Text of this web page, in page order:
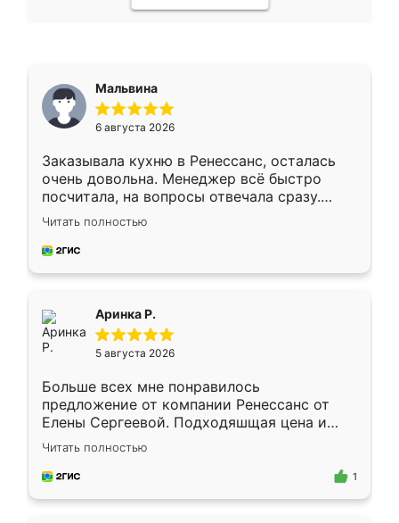
Мальвина
6 августа 2026
Заказывала кухню в Ренессанс, осталась
очень довольна. Менеджер всё быстро
посчитала, на вопросы отвечала сразу.
Замерщик приехал в субботу, подошёл к
делу со всей ответственностью. Собрали
за день, ребята работали аккуратно, даже
Читать полностью
Аринка Р.
5 августа 2026
Больше всех мне понравилось
предложение от компании Ренессанс от
Елены Сергеевой. Подходяшщая цена и
короткие сроки изготовления. Приехавший
для замера сотрудник Владислав
предложил по моему эскизу самый
Читать полностью
1